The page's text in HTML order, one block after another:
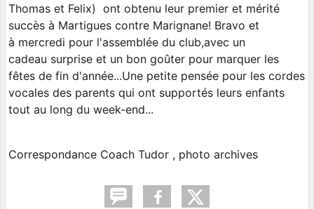
Thomas et Felix) ont obtenu leur premier et mérité
succès à Martigues contre Marignane! Bravo et
à mercredi pour l'assemblée du club,avec un
cadeau surprise et un bon goûter pour marquer les
fêtes de fin d'année...Une petite pensée pour les cordes
vocales des parents qui ont supportés leurs enfants
tout au long du week-end...
Correspondance Coach Tudor , photo archives